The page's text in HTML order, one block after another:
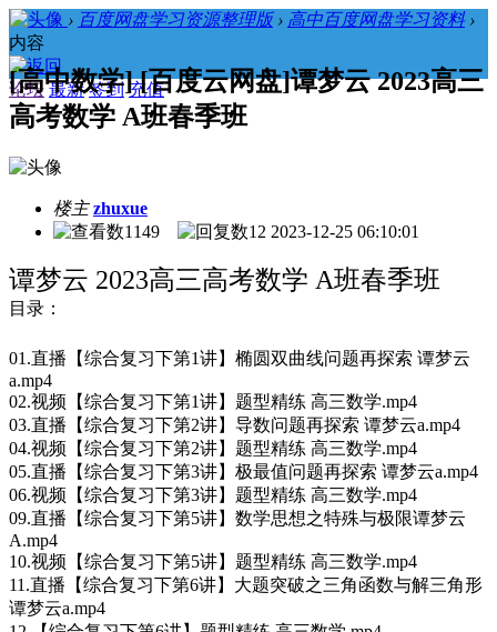
› 百度网盘学习资源整理版 › 高中百度网盘学习资料 ›
内容
论坛 最新 签到 充值
[高中数学] [百度云网盘]谭梦云 2023高三
高考数学 A班春季班
楼主 zhuxue
1149
12 2023-12-25 06:10:01
谭梦云 2023高三高考数学 A班春季班
目录：
01.直播【综合复习下第1讲】椭圆双曲线问题再探索 谭梦云
a.mp4
02.视频【综合复习下第1讲】题型精练 高三数学.mp4
03.直播【综合复习下第2讲】导数问题再探索 谭梦云a.mp4
04.视频【综合复习下第2讲】题型精练 高三数学.mp4
05.直播【综合复习下第3讲】极最值问题再探索 谭梦云a.mp4
06.视频【综合复习下第3讲】题型精练 高三数学.mp4
09.直播【综合复习下第5讲】数学思想之特殊与极限谭梦云
A.mp4
10.视频【综合复习下第5讲】题型精练 高三数学.mp4
11.直播【综合复习下第6讲】大题突破之三角函数与解三角形
谭梦云a.mp4